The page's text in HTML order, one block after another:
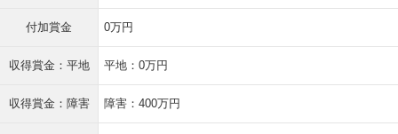
付加賞金 0万円
収得賞金：平地 平地：0万円
収得賞金：障害 障害：400万円